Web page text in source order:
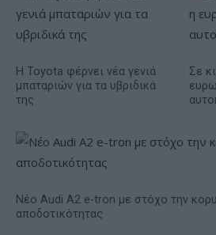
Η Toyota φέρνει νέα γενιά
μπαταριών για τα υβριδικά
της
Σε
Νέο Audi A2 e-tron με στόχο την
αποδοτικότητας